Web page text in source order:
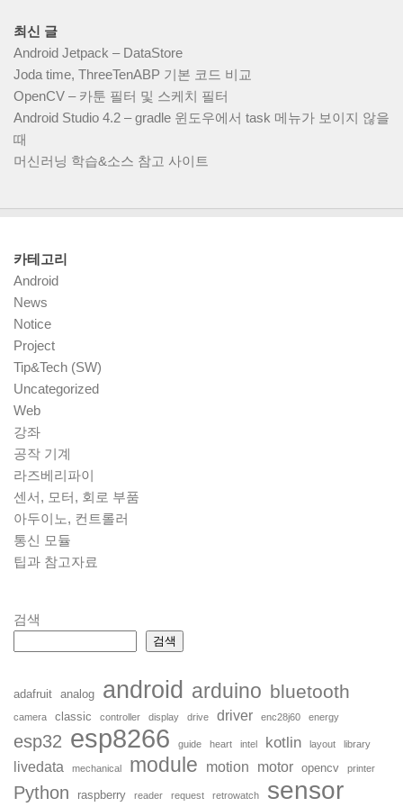
최신 글
Android Jetpack – DataStore
Joda time, ThreeTenABP 기본 코드 비교
OpenCV – 카툰 필터 및 스케치 필터
Android Studio 4.2 – gradle 윈도우에서 task 메뉴가 보이지 않을
때
머신러닝 학습&소스 참고 사이트
카테고리
Android
News
Notice
Project
Tip&Tech (SW)
Uncategorized
Web
강좌
공작 기계
라즈베리파이
센서, 모터, 회로 부품
아두이노, 컨트롤러
통신 모듈
팁과 참고자료
검색
검색
adafruit analog android arduino bluetooth
camera classic controller display drive driver enc28j60 energy
esp32 esp8266 guide heart intel kotlin layout library
livedata mechanical module motion motor opencv printer
Python raspberry reader request retrowatch sensor